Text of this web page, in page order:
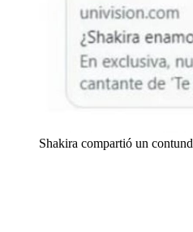
Shakira compartió un